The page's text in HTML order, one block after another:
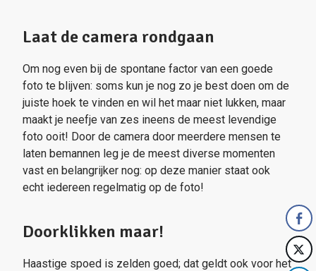
Laat de camera rondgaan
Om nog even bij de spontane factor van een goede
foto te blijven: soms kun je nog zo je best doen om de
juiste hoek te vinden en wil het maar niet lukken, maar
maakt je neefje van zes ineens de meest levendige
foto ooit! Door de camera door meerdere mensen te
laten bemannen leg je de meest diverse momenten
vast en belangrijker nog: op deze manier staat ook
echt iedereen regelmatig op de foto!
Doorklikken maar!
Haastige spoed is zelden goed; dat geldt ook voor het